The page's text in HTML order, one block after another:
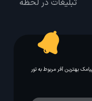
بهترین آفر مربوط به تور